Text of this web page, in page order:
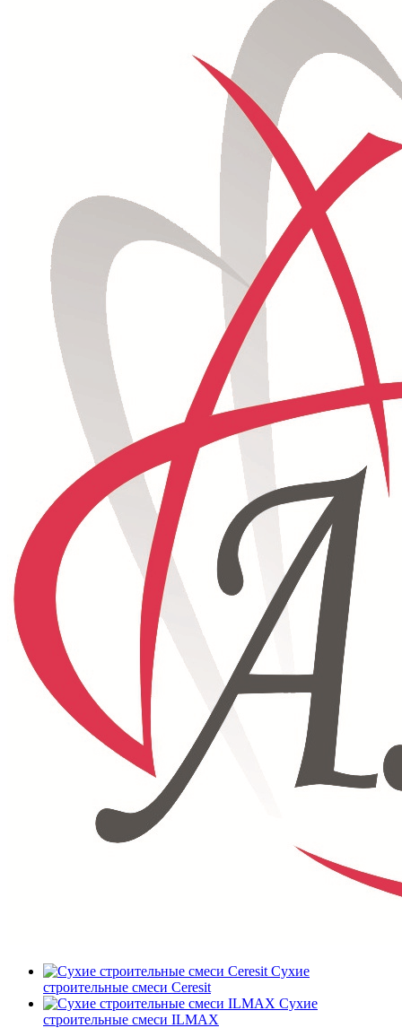
Сухие
строительные смеси Ceresit
Сухие
строительные смеси ILMAX